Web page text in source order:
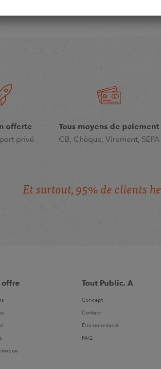
offerte
privé
Tous moyens de paiement
CB, Chèque, Virement, SEPA
Et surtout, 95% de clients he
Tout Public. A
Concept
Contact
Être recontacté
FAQ